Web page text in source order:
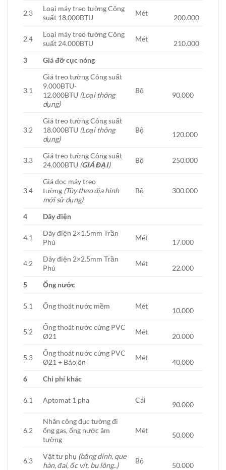
2.3
Loại máy treo tường Công
suất 18.000BTU
Mét
200.000
2.4
Loại máy treo tường Công
suất 24.000BTU
Mét
210.000
3
Giá đỡ cục nóng
3.1
Giá treo tường Công suất
9.000BTU-
12.000BTU (Loại thông
dụng)
Bộ
90.000
3.2
Giá treo tường Công suất
18.000BTU (Loại thông
dụng)
Bộ
120.000
3.3
Giá treo tường Công suất
24.000BTU (GIÁ ĐẠI)
Bộ 250.000
3.4
Giá dọc máy treo
tường (Tùy theo địa hình
mới sử dụng)
Bộ 300.000
4 Dây điện
4.1
Dây điện 2×1.5mm Trần
Phú
Mét
17.000
4.2
Dây điện 2×2.5mm Trần
Phú
Mét
22.000
5
Ống nước
5.1 Ống thoát nước mềm Mét
10.000
5.2
Ống thoát nước cứng PVC
Ø21
Mét
20.000
5.3
Ống thoát nước cứng PVC
Ø21 + Bảo ôn
Mét
40.000
6
Chi phí khác
6.1 Aptomat 1 pha Cái
90.000
6.2
Nhân công đục tường đi
ống gas, ống nước âm
tường
Mét
50.000
6.3
Vật tư phụ (băng dính, que
hàn, đai, ốc vít, bu lông..)
Bộ
50.000